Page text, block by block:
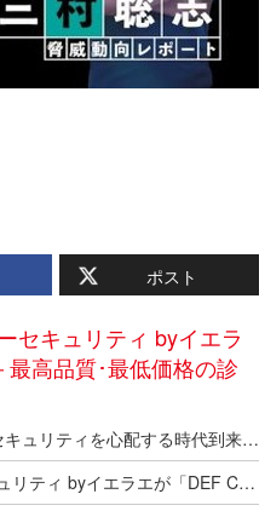
ポスト
セキュリティ byイエラ
最高品質･最低価格の診
銀行が法人顧客のセキュリティを心配する時代到来 ～ ～ GMOあおぞらネット銀行とGMOサイバーセキュリティ byイエラエが提携
GMOサイバーセキュリティ byイエラエが「DEF CON 34」の宇宙サイバーセキュリティ専門エリア「Aerospace Village」にブース出展